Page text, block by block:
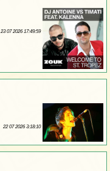
23 07 2026 17:49:59
22 07 2026 3:18:10